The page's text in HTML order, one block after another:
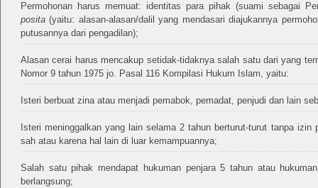
Permohonan harus memuat: identitas para pihak (suami sebagai
posita (yaitu: alasan-alasan/dalil yang mendasari diajukannya
putusannya dari pengadilan);
Alasan cerai harus mencakup setidak-tidaknya salah satu dari yang
Nomor 9 tahun 1975 jo. Pasal 116 Kompilasi Hukum Islam, yaitu:
Isteri berbuat zina atau menjadi pemabok, pemadat, penjudi dan lain
Isteri meninggalkan yang lain selama 2 tahun berturut-turut tanpa
sah atau karena hal lain di luar kemampuannya;
Salah satu pihak mendapat hukuman penjara 5 tahun atau
berlangsung;